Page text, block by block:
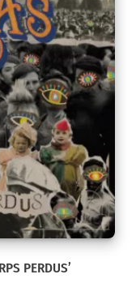
PERDUS’